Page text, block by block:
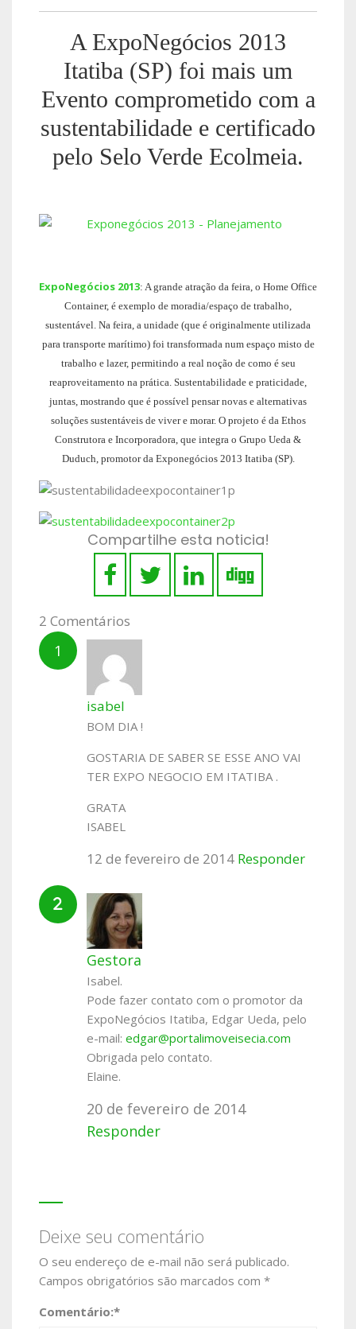
A ExpoNegócios 2013
Itatiba (SP) foi mais um
Evento comprometido com a
sustentabilidade e certificado
pelo Selo Verde Ecolmeia.
ExpoNegócios 2013: A grande atração da feira, o Home Office
Container, é exemplo de moradia/espaço de trabalho,
sustentável. Na feira, a unidade (que é originalmente utilizada
para transporte marítimo) foi transformada num espaço misto de
trabalho e lazer, permitindo a real noção de como é seu
reaproveitamento na prática. Sustentabilidade e praticidade,
juntas, mostrando que é possível pensar novas e alternativas
soluções sustentáveis de viver e morar. O projeto é da Ethos
Construtora e Incorporadora, que integra o Grupo Ueda &
Duduch, promotor da Exponegócios 2013 Itatiba (SP).
Compartilhe esta noticia!
2 Comentários
isabel
BOM DIA !
GOSTARIA DE SABER SE ESSE ANO VAI
TER EXPO NEGOCIO EM ITATIBA .
GRATA
ISABEL
12 de fevereiro de 2014 Responder
Gestora
Isabel.
Pode fazer contato com o promotor da
ExpoNegócios Itatiba, Edgar Ueda, pelo
e-mail: edgar@portalimoveisecia.com
Obrigada pelo contato.
Elaine.
20 de fevereiro de 2014
Responder
Deixe seu comentário
O seu endereço de e-mail não será publicado.
Campos obrigatórios são marcados com *
Comentário:*